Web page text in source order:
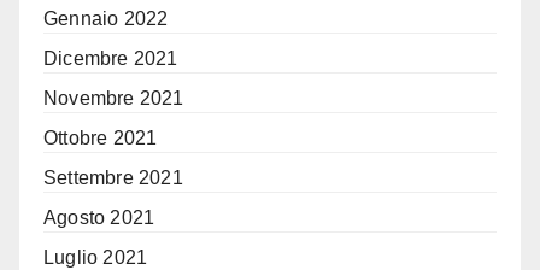
Gennaio 2022
Dicembre 2021
Novembre 2021
Ottobre 2021
Settembre 2021
Agosto 2021
Luglio 2021